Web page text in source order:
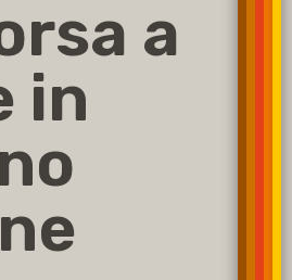
a
in